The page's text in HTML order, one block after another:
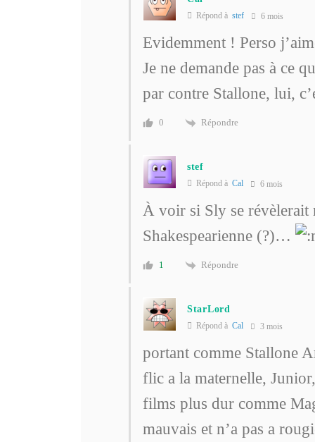
Répond à stef 6 mois
Evidemment ! Perso
Je ne demande pas à ce
par contre Stallone, lui,
0 Répondre
stef
Répond à Cal 6 mois
À voir si Sly se révèlerait
Shakespearienne (?)…
1 Répondre
StarLord
Répond à Cal 3 mois
portant comme Stallone
flic a la maternelle,
films plus dur comme
mauvais et n’a pas a